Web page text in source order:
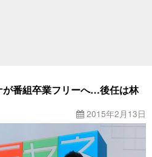
が番組卒業フリーへ…後任は林
2015年2月13日